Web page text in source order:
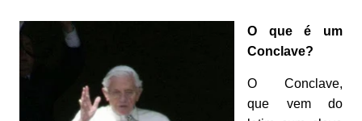
O que é um
Conclave?
O Conclave,
que vem do